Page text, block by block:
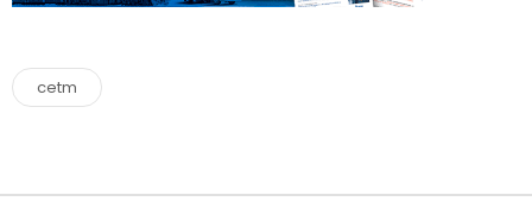
cetm